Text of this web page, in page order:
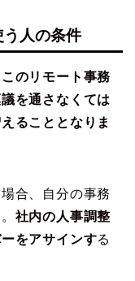
人の条件
のリモート事務
を通さなくては
ることとなりま
合、自分の事務
社内の人事調整
をアサインする